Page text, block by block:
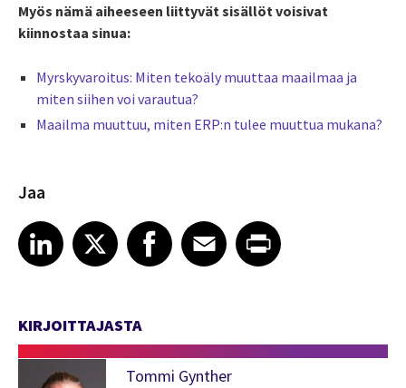
Myös nämä aiheeseen liittyvät sisällöt voisivat
kiinnostaa sinua:
Myrskyvaroitus: Miten tekoäly muuttaa maailmaa ja
miten siihen voi varautua?
Maailma muuttuu, miten ERP:n tulee muuttua mukana?
Jaa
Share article on LinkedIn
LinkedIn
Share article on XShare article on Facebook
Facebook
Share article on Email
EmailShare article on Print
KIRJOITTAJASTA
Tommi Gynther